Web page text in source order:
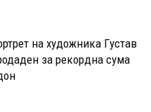
на художника Густав
за рекордна сума